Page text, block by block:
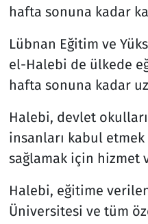
hafta sonuna kadar
Lübnan Eğitim ve
el-Halebi de ülkede
hafta sonuna kadar
Halebi, devlet
insanları kabul etmek
sağlamak için hizmet
Halebi, eğitime
Üniversitesi ve tüm